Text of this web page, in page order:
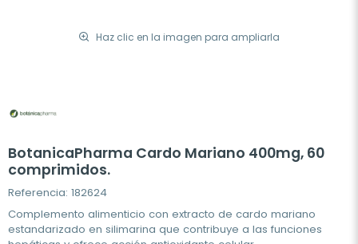
Haz clic en la imagen para ampliarla
BotanicaPharma Cardo Mariano 400mg, 60
comprimidos.
Referencia: 182624
Complemento alimenticio con extracto de cardo mariano
estandarizado en silimarina que contribuye a las funciones